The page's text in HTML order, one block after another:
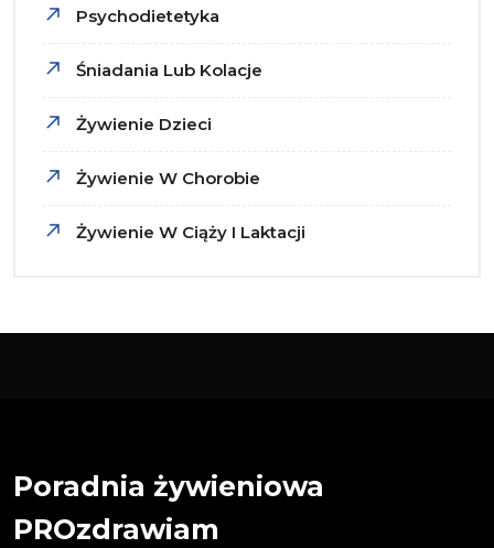
Psychodietetyka
Śniadania Lub Kolacje
Żywienie Dzieci
Żywienie W Chorobie
Żywienie W Ciąży I Laktacji
Poradnia żywieniowa
PROzdrawiam